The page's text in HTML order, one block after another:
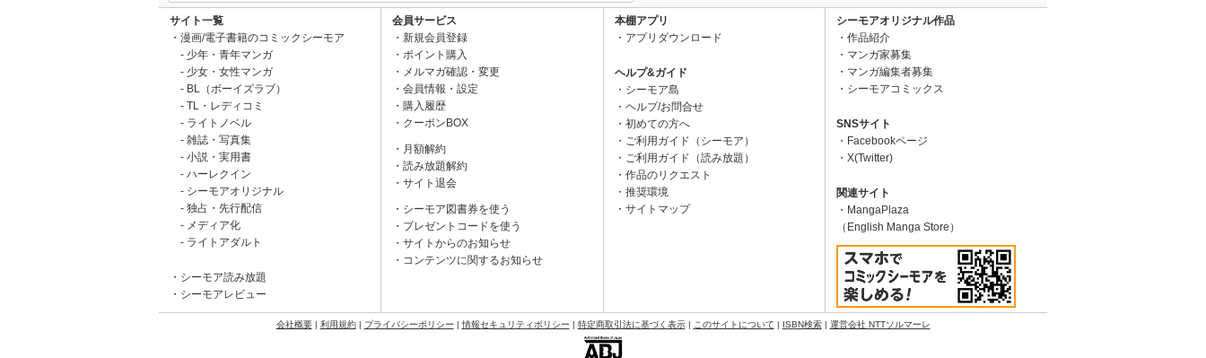
サイト一覧
漫画/電子書籍のコミックシーモア
少年・青年マンガ
少女・女性マンガ
BL（ボーイズラブ）
TL・レディコミ
ライトノベル
雑誌・写真集
小説・実用書
ハーレクイン
シーモアオリジナル
独占・先行配信
メディア化
ライトアダルト
シーモア読み放題
シーモアレビュー
会員サービス
新規会員登録
ポイント購入
メルマガ確認・変更
会員情報・設定
購入履歴
クーポンBOX
月額解約
読み放題解約
サイト退会
シーモア図書券を使う
プレゼントコードを使う
サイトからのお知らせ
コンテンツに関するお知らせ
本棚アプリ
アプリダウンロード
ヘルプ&ガイド
シーモア島
ヘルプ/お問合せ
初めての方へ
ご利用ガイド（シーモア）
ご利用ガイド（読み放題）
作品のリクエスト
推奨環境
サイトマップ
シーモアオリジナル作品
作品紹介
マンガ家募集
マンガ編集者募集
シーモアコミックス
SNSサイト
Facebookページ
X(Twitter)
関連サイト
MangaPlaza
（English Manga Store）
会社概要| 利用規約| プライバシーポリシー | 情報セキュリティポリシー | 特定商取引法に基づく表示| このサイトについて | ISBN検索| 運営会社 NTTソルマーレ